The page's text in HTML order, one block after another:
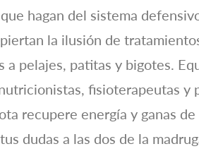
hagan del sistema
la ilusión de
pelajes, patitas y bigotes.
fisioterapeutas y
recupere energía y ganas
dudas a las dos de la